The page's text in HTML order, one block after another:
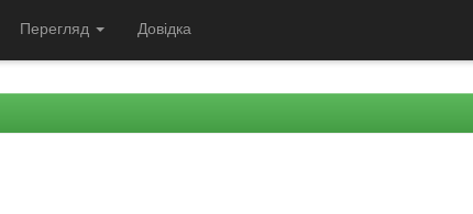
Перегляд Довідка